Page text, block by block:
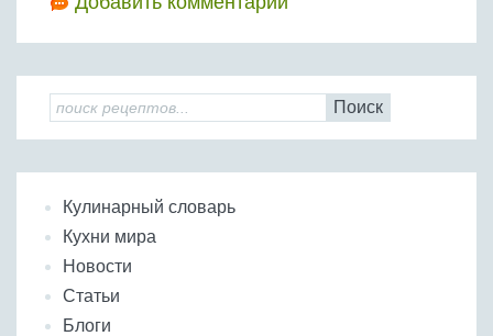
Поиск
Кулинарный словарь
Кухни мира
Новости
Статьи
Блоги